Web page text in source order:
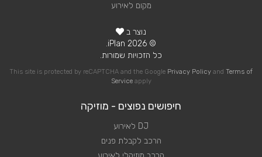
מקום לאירוע
נוצר ב
© 2026 iPlan.
כל הזכויות שמורות.
This site is protected by reCAPTCHA and the Google Privacy Policy and Terms of
Serviceapply
חיפושים נפוצים - מוזיקה
DJ לאירוע
הרכב לקבלת פנים